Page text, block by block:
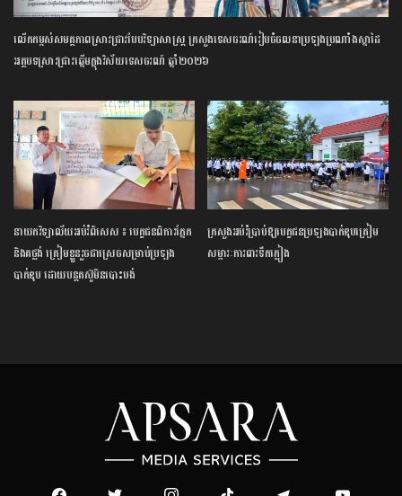
លើកកម្ពស់​សមត្ថភាព​ស្រាវជ្រាវ​បែប​វិទ្យាសាស្ត្រ​ ក្រសួង​ទេសចរណ៍​រៀបចំ​ចលនា​ប្រឡង​ប្រណាំង​ស្នាដៃ​
អត្ថបទ​ស្រាវជ្រាវ​ឆ្នើម​ក្នុង​វិស័យ​ទេសចរណ៍​ ​ឆ្នាំ​២០២៦​
នាយក​វិទ្យាល័យ​អប់រំ​ពិសេស​ ​៖ ​បេក្ខជន​ពិការ​ភ្នែក​
និង​គថ្លង់​ ត្រៀមខ្លួន​រួច​ជាស្រេច​សម្រាប់​ប្រឡង​
បាក់ឌុប ​ដោយ​បន្ត​តស៊ូ​មិន​បោះបង់​
ក្រសួង​អប់រំ​ប្រាប់​ឱ្យ​បេក្ខជន​ប្រឡង​បាក់ឌុប​ត្រៀម​
សម្ភារៈ​ការពារ​ទឹកភ្លៀង​